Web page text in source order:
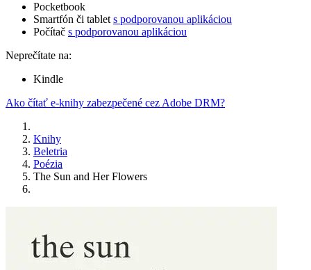
Pocketbook
Smartfón či tablet s podporovanou aplikáciou
Počítač s podporovanou aplikáciou
Neprečítate na:
Kindle
Ako čítať e-knihy zabezpečené cez Adobe DRM?
Knihy
Beletria
Poézia
The Sun and Her Flowers